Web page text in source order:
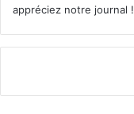
appréciez notre journal !